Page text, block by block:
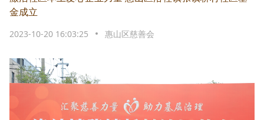
金成立
2023-10-20 16:03:25 惠山区慈善会